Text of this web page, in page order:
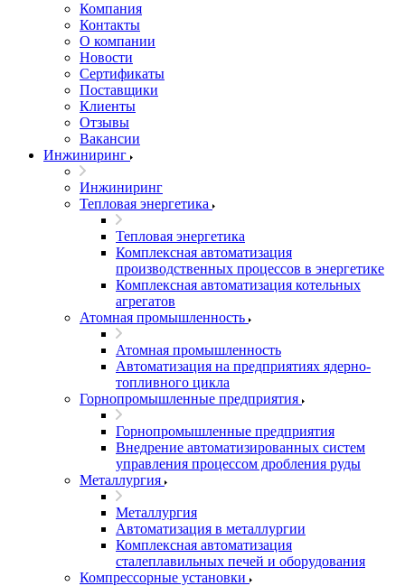
Компания
Контакты
О компании
Новости
Сертификаты
Поставщики
Клиенты
Отзывы
Вакансии
Инжиниринг
Инжиниринг
Тепловая энергетика
Тепловая энергетика
Комплексная автоматизация
производственных процессов в энергетике
Комплексная автоматизация котельных
агрегатов
Атомная промышленность
Атомная промышленность
Автоматизация на предприятиях ядерно-
топливного цикла
Горнопромышленные предприятия
Горнопромышленные предприятия
Внедрение автоматизированных систем
управления процессом дробления руды
Металлургия
Металлургия
Автоматизация в металлургии
Комплексная автоматизация
сталеплавильных печей и оборудования
Компрессорные установки